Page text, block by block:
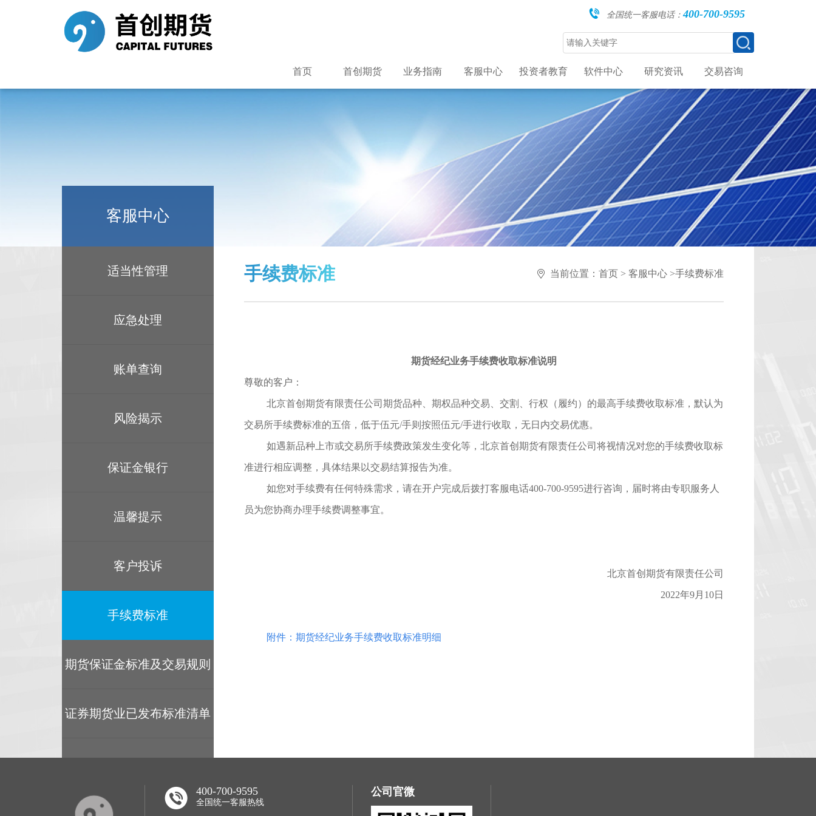
全国统一客服电话：400-700-9595
首页 首创期货 业务指南 客服中心 投资者教育 软件中心 研究资讯 交易咨询
客服中心
适当性管理
应急处理
账单查询
风险揭示
保证金银行
温馨提示
客户投诉
手续费标准
期货保证金标准及交易规则
证券期货业已发布标准清单
当前位置： 首页 > 客服中心 >手续费标准
手续费标准
期货经纪业务手续费收取标准说明
尊敬的客户：
北京首创期货有限责任公司期货品种、期权品种交易、交割、行权（履约）的最高手续费收取标准，默认为
交易所手续费标准的五倍，低于伍元/手则按照伍元/手进行收取，无日内交易优惠。
如遇新品种上市或交易所手续费政策发生变化等，北京首创期货有限责任公司将视情况对您的手续费收取标
准进行相应调整，具体结果以交易结算报告为准。
如您对手续费有任何特殊需求，请在开户完成后拨打客服电话400-700-9595进行咨询，届时将由专职服务人
员为您协商办理手续费调整事宜。
北京首创期货有限责任公司
2022年9月10日
附件：期货经纪业务手续费收取标准明细
400-700-9595
全国统一客服热线
公司官微